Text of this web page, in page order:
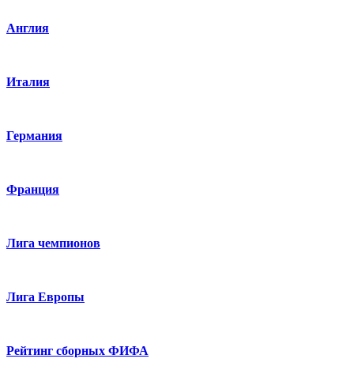
Англия
Италия
Германия
Франция
Лига чемпионов
Лига Европы
Рейтинг сборных ФИФА